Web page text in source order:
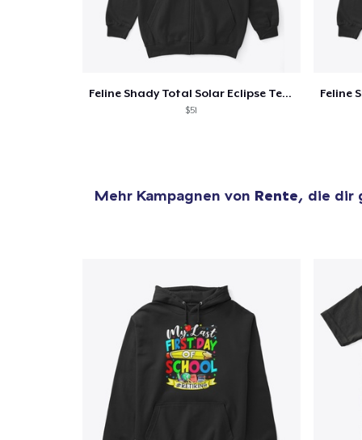
Feline Shady Total Solar Eclipse Texas
$51
Mehr Kampagnen von Rente, die dir